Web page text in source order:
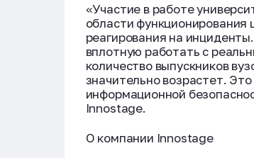
«Участие в работе
области функционирования
реагирования на
вплотную работать с
количество выпускников
значительно возрастет.
информационной
Innostage.
О компании Innostage